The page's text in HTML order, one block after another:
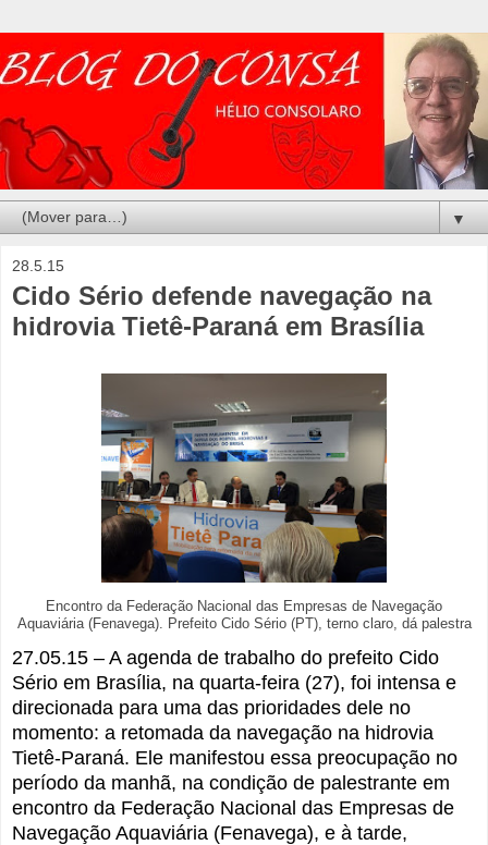
▼
28.5.15
Cido Sério defende navegação na
hidrovia Tietê-Paraná em Brasília
Encontro da Federação Nacional das Empresas de Navegação
Aquaviária (Fenavega). Prefeito Cido Sério (PT), terno claro, dá palestra
27.05.15 – A agenda de trabalho do prefeito Cido
Sério em Brasília, na quarta-feira (27), foi intensa e
direcionada para uma das prioridades dele no
momento: a retomada da navegação na hidrovia
Tietê-Paraná. Ele manifestou essa preocupação no
período da manhã, na condição de palestrante em
encontro da Federação Nacional das Empresas de
Navegação Aquaviária (Fenavega), e à tarde,